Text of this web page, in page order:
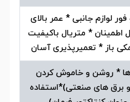
لوازم جانبی * عمر بالای
اطمینان * متریال باکیفیت
باز * تعمیرپذیری آسان
* روشن و خاموش کردن
برق های صنعتی)*استفاده